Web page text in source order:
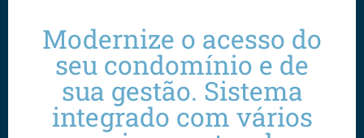
Modernize o acesso do
seu condomínio e de
sua gestão. Sistema
integrado com vários